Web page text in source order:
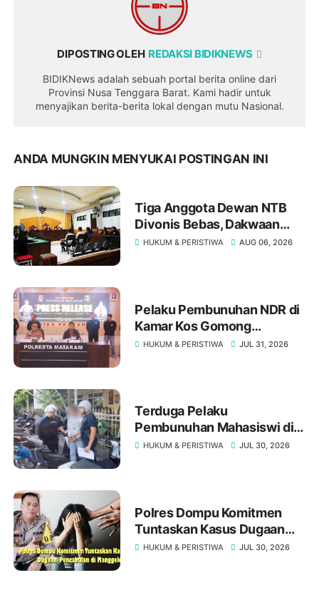
DIPOSTING OLEH REDAKSI BIDIKNEWS
BIDIKNews adalah sebuah portal berita online dari
Provinsi Nusa Tenggara Barat. Kami hadir untuk
menyajikan berita-berita lokal dengan mutu Nasional.
ANDA MUNGKIN MENYUKAI POSTINGAN INI
Tiga Anggota Dewan NTB
Divonis Bebas, Dakwaan
Pasal Gratifikasi Oleh JPU
HUKUM & PERISTIWA AUG 06, 2026
Pelaku Pembunuhan NDR di
Kamar Kos Gomong
Mataram Ternyata Residivis
HUKUM & PERISTIWA JUL 31, 2026
Terduga Pelaku
Pembunuhan Mahasiswi di
Gomong Akhirnya Ditangkap
HUKUM & PERISTIWA JUL 30, 2026
Polres Dompu Komitmen
Tuntaskan Kasus Dugaan
Pencabulan di Manggelewa
HUKUM & PERISTIWA JUL 30, 2026